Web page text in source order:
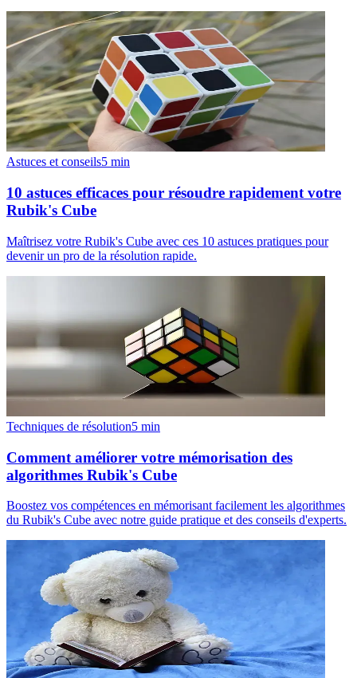
Astuces et conseils5 min
10 astuces efficaces pour résoudre rapidement votre
Rubik's Cube
Maîtrisez votre Rubik's Cube avec ces 10 astuces pratiques pour
devenir un pro de la résolution rapide.
Techniques de résolution5 min
Comment améliorer votre mémorisation des
algorithmes Rubik's Cube
Boostez vos compétences en mémorisant facilement les algorithmes
du Rubik's Cube avec notre guide pratique et des conseils d'experts.